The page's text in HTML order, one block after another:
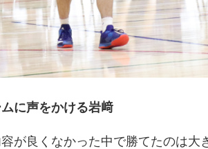
に声をかける岩﨑
が良くなかった中で勝てたのは大